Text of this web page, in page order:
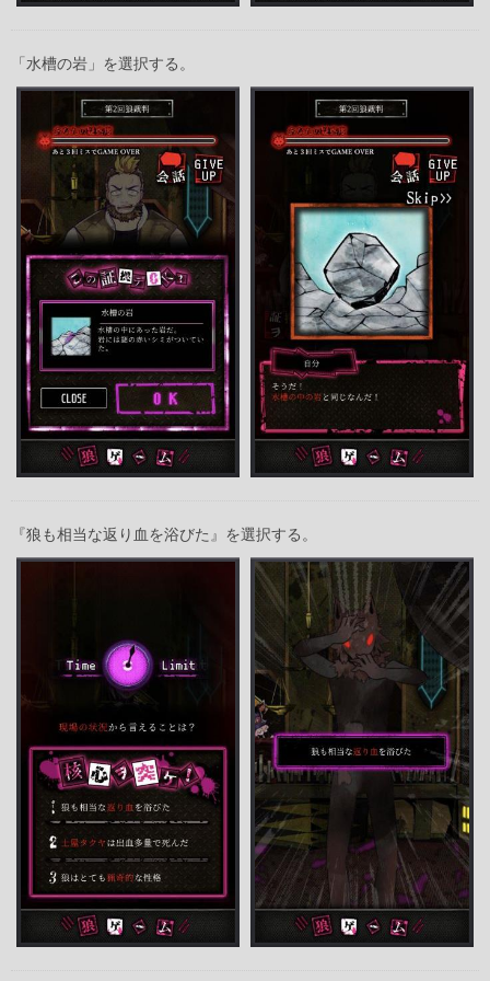
「水槽の岩」を選択する。
『狼も相当な返り血を浴びた』を選択する。